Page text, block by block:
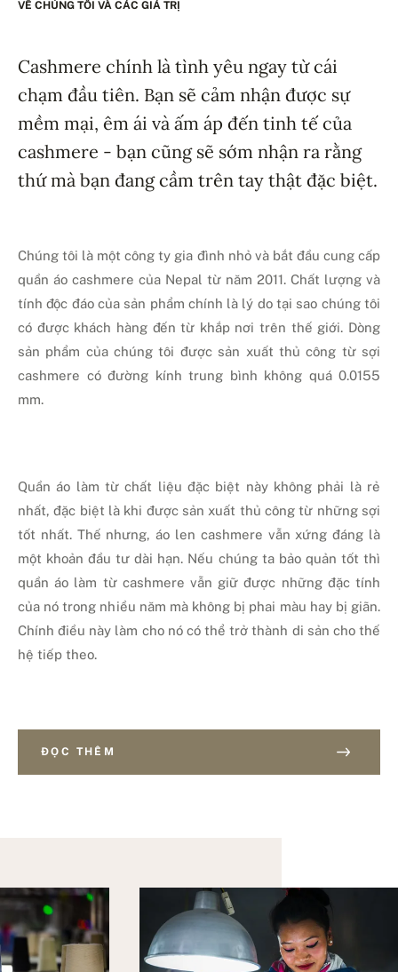
VỀ CHÚNG TÔI VÀ CÁC GIÁ TRỊ
Cashmere chính là tình yêu ngay từ cái
chạm đầu tiên. Bạn sẽ cảm nhận được sự
mềm mại, êm ái và ấm áp đến tinh tế của
cashmere - bạn cũng sẽ sớm nhận ra rằng
thứ mà bạn đang cầm trên tay thật đặc biệt.
Chúng tôi là một công ty gia đình nhỏ và bắt đầu cung cấp
quần áo cashmere của Nepal từ năm 2011. Chất lượng và
tính độc đáo của sản phẩm chính là lý do tại sao chúng tôi
có được khách hàng đến từ khắp nơi trên thế giới. Dòng
sản phẩm của chúng tôi được sản xuất thủ công từ sợi
cashmere có đường kính trung bình không quá 0.0155
mm.
Quần áo làm từ chất liệu đặc biệt này không phải là rẻ
nhất, đặc biệt là khi được sản xuất thủ công từ những sợi
tốt nhất. Thế nhưng, áo len cashmere vẫn xứng đáng là
một khoản đầu tư dài hạn. Nếu chúng ta bảo quản tốt thì
quần áo làm từ cashmere vẫn giữ được những đặc tính
của nó trong nhiều năm mà không bị phai màu hay bị giãn.
Chính điều này làm cho nó có thể trở thành di sản cho thế
hệ tiếp theo.
ĐỌC THÊM